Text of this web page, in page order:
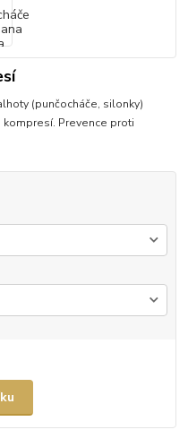
(punčocháče, silonky)
kompresí. Prevence proti